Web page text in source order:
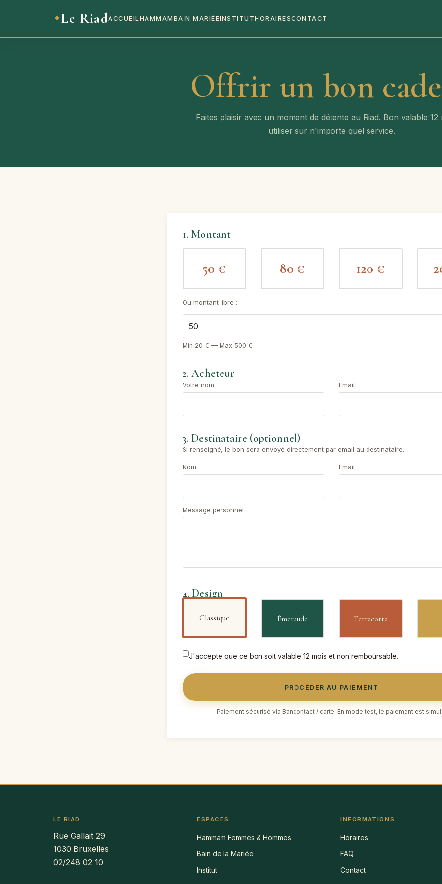
Le RiadACCUEILHAMMAM BAIN MARIÉEINSTITUTHORAIRESCONTACT
Offrir un bon
Faites plaisir avec un moment de détente au Riad. Bon valable 12
utiliser sur n'importe quel service.
1. Montant
50 € 80 € 120 €
Ou montant libre :
Min 20 € — Max 500 €
2. Acheteur
Votre nom Email
3. Destinataire (optionnel)
Si renseigné, le bon sera envoyé directement par email au destinataire.
Nom Email
Message personnel
4. Design
Classique Émeraude Terracotta
J'accepte que ce bon soit valable 12 mois et non remboursable.
PROCÉDER AU PAIEMENT
Paiement sécurisé via Bancontact / carte. En mode test, le paiement est
LE RIAD
Rue Gallait 29
1030 Bruxelles
02/248 02 10
ESPACES
Hammam Femmes & Hommes
Bain de la Mariée
Institut
INFORMATIONS
Horaires
FAQ
Contact